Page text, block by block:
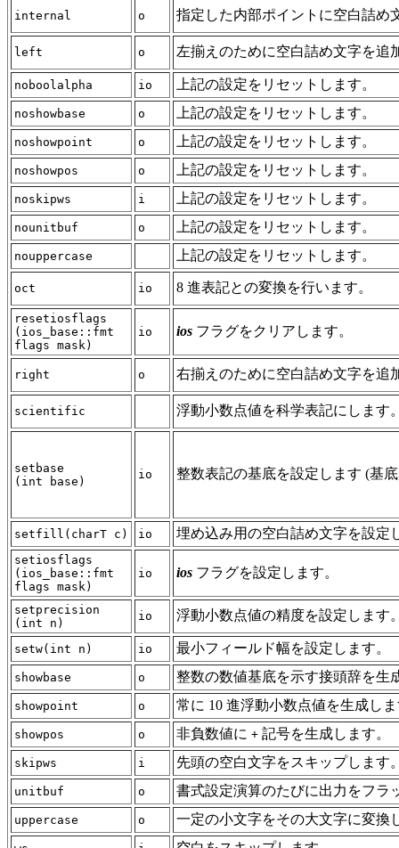
internal o 指定した内部ポイントに空白詰め
left o 左揃えのために空白詰め文字を追
noboolalpha io 上記の設定をリセットします。
noshowbase o 上記の設定をリセットします。
noshowpoint o 上記の設定をリセットします。
noshowpos o 上記の設定をリセットします。
noskipws i 上記の設定をリセットします。
nounitbuf o 上記の設定をリセットします。
nouppercase 上記の設定をリセットします。
oct io 8 進表記との変換を行います。
resetiosflags
(ios_base::fmt
flags mask)
io ios フラグをクリアします。
right o 右揃えのために空白詰め文字を追
scientific 浮動小数点値を科学表記にします
setbase
(int base)
io 整数表記の基底を設定します (基底
setfill(charT c) io 埋め込み用の空白詰め文字を設定
setiosflags
(ios_base::fmt
flags mask)
io ios フラグを設定します。
setprecision
(int n)
io 浮動小数点値の精度を設定します
setw(int n) io 最小フィールド幅を設定します。
showbase o 整数の数値基底を示す接頭辞を生
showpoint o 常に 10 進浮動小数点値を生成し
showpos o 非負数値に + 記号を生成します。
skipws i 先頭の空白文字をスキップします
unitbuf o 書式設定演算のたびに出力をフラ
uppercase o 一定の小文字をその大文字に変換